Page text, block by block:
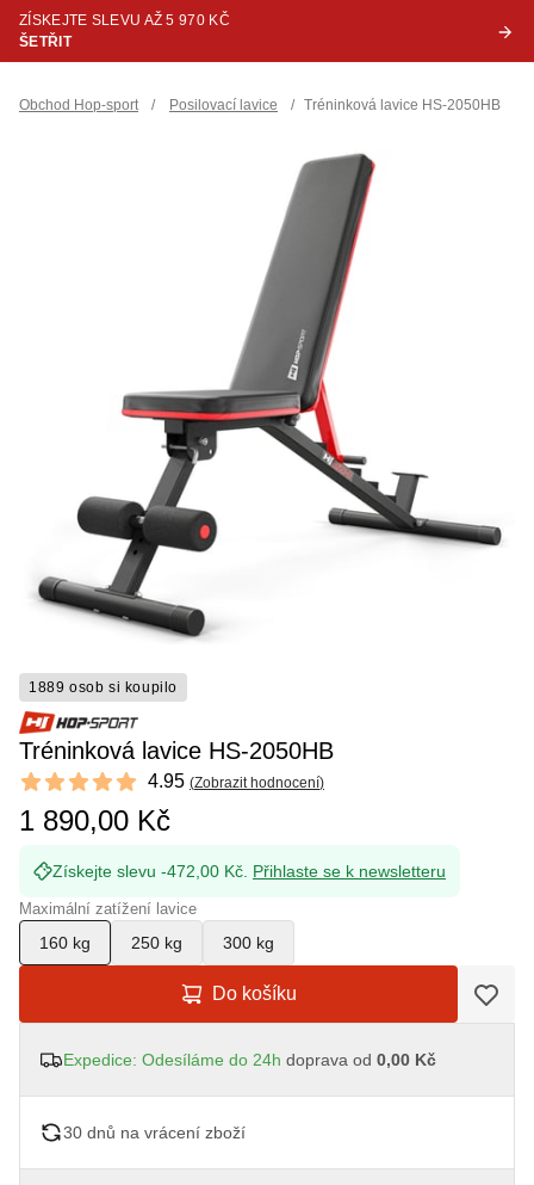
ZÍSKEJTE SLEVU AŽ 5 970 KČ
ŠETŘIT
Obchod Hop-sport / Posilovací lavice / Tréninková lavice HS-2050HB
1889 osob si koupilo
Tréninková lavice HS-2050HB
Reviews
4.95 out of 5 stars 4.95 (Zobrazit hodnocení)
1 890,00 Kč
Získejte slevu -472,00 Kč. Přihlaste se k newsletteru
Maximální zatížení lavice
160 kg 250 kg 300 kg
Do košíku
Expedice: Odesíláme do 24h doprava od 0,00 Kč
30 dnů na vrácení zboží